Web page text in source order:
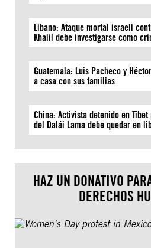
Líbano: Ataque mortal israelí
Khalil debe investigarse como
Guatemala: Luis Pacheco y
a casa con sus familias
China: Activista detenido en
del Dalái Lama debe quedar en
HAZ UN DONATIVO
DERECHOS